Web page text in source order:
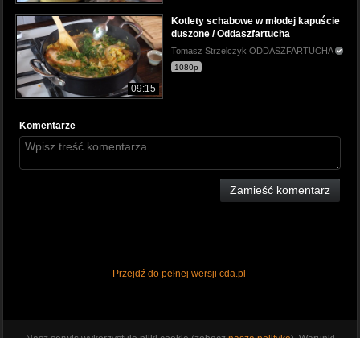
09:15
Kotlety schabowe w młodej kapuście
duszone / Oddaszfartucha
Tomasz Strzelczyk ODDASZFARTUCHA
1080p
Komentarze
Zamieść komentarz
Przejdź do pełnej wersji cda.pl